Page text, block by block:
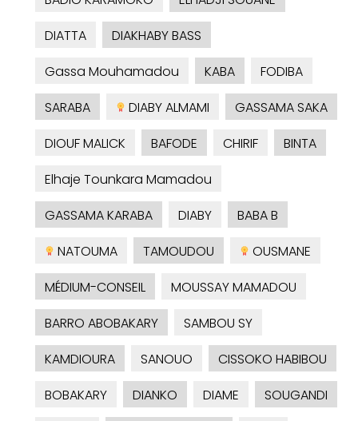
DIATTA
DIAKHABY BASS
Gassa Mouhamadou
KABA
FODIBA
SARABA
DIABY ALMAMI
GASSAMA SAKA
DIOUF MALICK
BAFODE CHIRIF
BINTA
Elhaje Tounkara Mamadou
GASSAMA KARABA
DIABY
BABA B
NATOUMA
TAMOUDOU
OUSMANE
MÉDIUM-CONSEIL
MOUSSAY MAMADOU
BARRO ABOBAKARY
SAMBOU SY
KAMDIOURA
SANOUO
CISSOKO HABIBOU
BOBAKARY
DIANKO DIAME
SOUGANDI